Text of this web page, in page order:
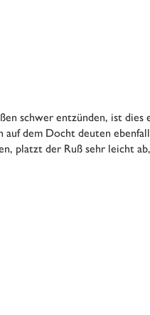
schwer entzünden, ist dies
dem Docht deuten
platzt der Ruß sehr leicht